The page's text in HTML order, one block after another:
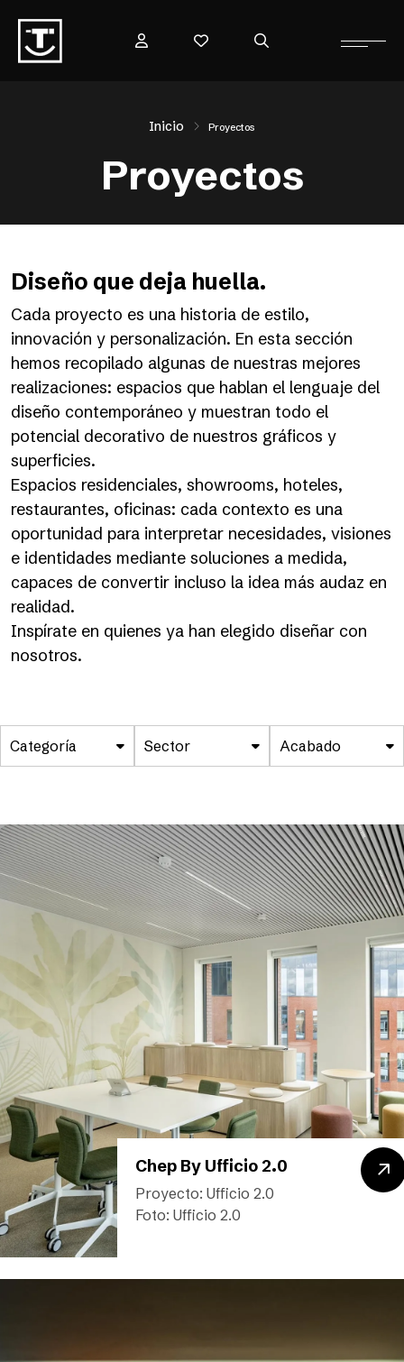
Inicio Proyectos
Proyectos
Diseño que deja huella.
Cada proyecto es una historia de estilo,
innovación y personalización. En esta sección
hemos recopilado algunas de nuestras mejores
realizaciones: espacios que hablan el lenguaje del
diseño contemporáneo y muestran todo el
potencial decorativo de nuestros gráficos y
superficies.
Espacios residenciales, showrooms, hoteles,
restaurantes, oficinas: cada contexto es una
oportunidad para interpretar necesidades, visiones
e identidades mediante soluciones a medida,
capaces de convertir incluso la idea más audaz en
realidad.
Inspírate en quienes ya han elegido diseñar con
nosotros.
Categoría Sector Acabado
Chep By Ufficio 2.0
Proyecto: Ufficio 2.0
Foto: Ufficio 2.0